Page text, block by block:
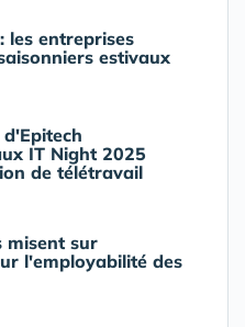
les entreprises
estivaux
IT Night 2025
de télétravail
misent sur
l'employabilité des